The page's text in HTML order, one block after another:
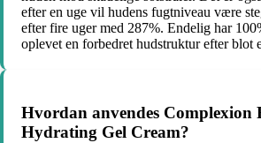
efter en uge vil hudens fugtniveau være
efter fire uger med 287%. Endelig har
oplevet en forbedret hudstruktur efter blot
Hvordan anvendes Complexion
Hydrating Gel Cream?